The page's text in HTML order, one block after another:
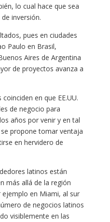
lo cual hace que sea
inversión.
pues en ciudades
Paulo en Brasil,
Aires de Argentina
de proyectos avanza a
en que EE.UU.
de negocio para
años por venir y en tal
propone tomar ventaja
en hervidero de
latinos están
más allá de la región
en Miami, al sur
de negocios latinos
visiblemente en las